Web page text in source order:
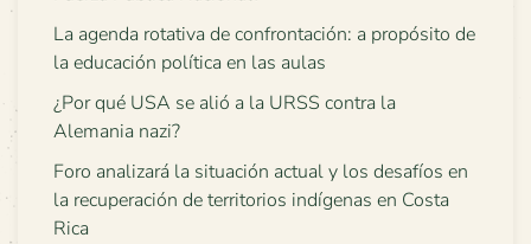
La agenda rotativa de confrontación: a propósito de
la educación política en las aulas
¿Por qué USA se alió a la URSS contra la
Alemania nazi?
Foro analizará la situación actual y los desafíos en
la recuperación de territorios indígenas en Costa
Rica